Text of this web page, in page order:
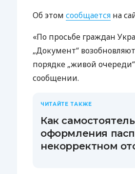
Об этом сообщается на
«По просьбе граждан
„Документ“
порядке „живой
сообщении.
ЧИТАЙТЕ ТАКЖЕ
Как
оформления
некорректном